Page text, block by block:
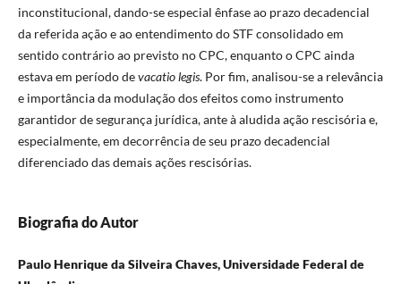
inconstitucional, dando-se especial ênfase ao prazo decadencial
da referida ação e ao entendimento do STF consolidado em
sentido contrário ao previsto no CPC, enquanto o CPC ainda
estava em período devacatio legis. Por fim, analisou-se a relevância
e importância da modulação dos efeitos como instrumento
garantidor de segurança jurídica, ante à aludida ação rescisória e,
especialmente, em decorrência de seu prazo decadencial
diferenciado das demais ações rescisórias.
Biografia do Autor
Paulo Henrique da Silveira Chaves, Universidade Federal de